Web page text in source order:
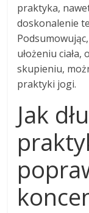
praktyka,
doskonalenie
ułożeniu
skupieniu,
praktyki jogi.
Jak